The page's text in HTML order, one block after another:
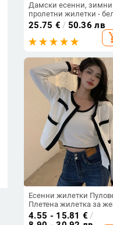
Дамски есенни, зимни
пролетни жилетки -
и черни
25.75 € / 50.36 лв
Есенни жилетки
Плетена жилетка за
Един размер Свободно
горно облекло с дълъг
4.55 - 15.81 € /